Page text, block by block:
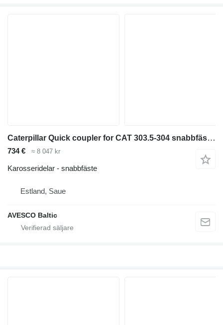
Caterpillar Quick coupler for CAT 303.5-304 snabbfäste till Caterpillar 303.5-304 grävmaskin
734 € ≈ 8 047 kr
Karosseridelar - snabbfäste
Estland, Saue
AVESCO Baltic